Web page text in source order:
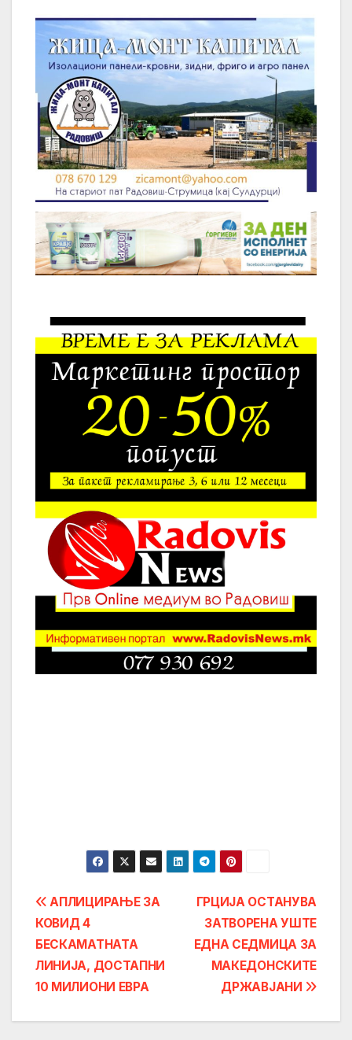
Post
navigation
ГРЦИЈА ОСТАНУВА
ЗАТВОРЕНА УШТЕ
ЕДНА СЕДМИЦА ЗА
МАКЕДОНСКИТЕ
ДРЖАВЈАНИ
АПЛИЦИРАЊЕ ЗА
КОВИД 4
БЕСКАМАТНАТА
ЛИНИЈА, ДОСТАПНИ
10 МИЛИОНИ ЕВРА